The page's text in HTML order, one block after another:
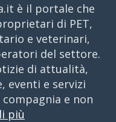
è il portale che
di PET,
e veterinari,
del settore.
di attualità,
eventi e servizi
e non
più